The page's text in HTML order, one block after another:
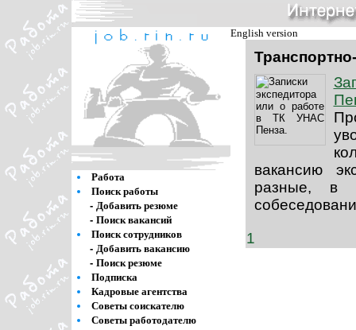
Работа
Поиск работы
- Добавить резюме
- Поиск вакансий
Поиск сотрудников
- Добавить вакансию
- Поиск резюме
Подписка
Кадровые агентства
Советы соискателю
Советы работодателю
English version
вакансию
разные, в
1